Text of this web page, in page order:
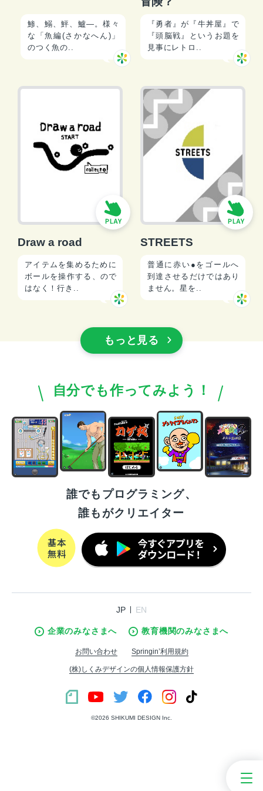
鯵、鰯、鮃、鱸―。様々
な「魚編(さかなへん)」
のつく魚の..
『勇者』が『牛丼屋』で
『頭脳戦』というお題を
見事にレトロ..
Draw a road
アイテムを集めるために
ボールを操作する、ので
はなく！行き..
STREETS
普通に赤い●をゴールへ
到達させるだけではあり
ません。星を..
もっと見る
自分でも作ってみよう！
誰でもプログラミング、
誰もがクリエイター
JP EN
企業のみなさまへ 教育機関のみなさまへ
お問い合わせ Springin’利用規約
(株)しくみデザインの個人情報保護方針
©︎2026 SHIKUMI DESIGN Inc.